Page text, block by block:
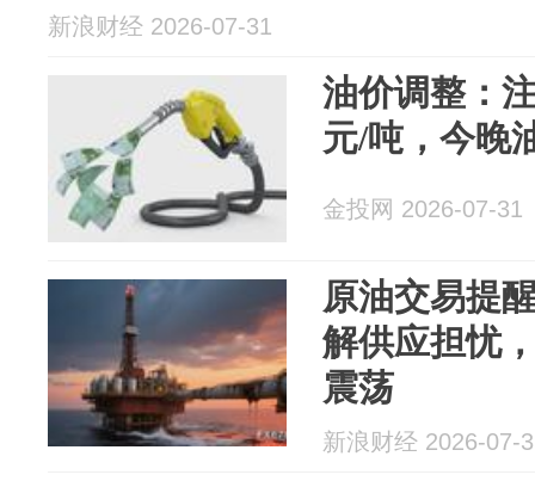
新浪财经 2026-07-31
油价调整：
元/吨，今晚
金投网 2026-07-31
原油交易提
解供应担忧
震荡
新浪财经 2026-07-